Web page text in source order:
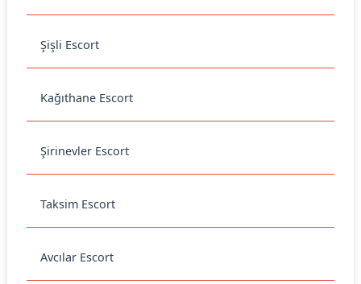
Şişli Escort
Kağıthane Escort
Şirinevler Escort
Taksim Escort
Avcılar Escort